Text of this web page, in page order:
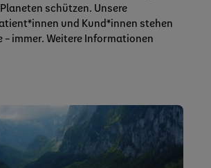
schützen. Unsere
und Kund*innen stehen
immer. Weitere Informationen